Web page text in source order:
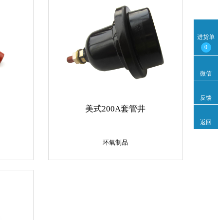
美式200A套管井
环氧制品
进货单
0
微信
反馈
返回